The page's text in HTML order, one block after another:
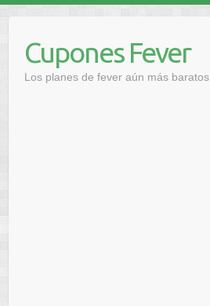
contenidoCupones Fever
Los planes de fever aún más baratos